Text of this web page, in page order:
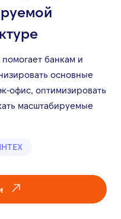
банкам и
основные
офис, оптимизировать
масштабируемые